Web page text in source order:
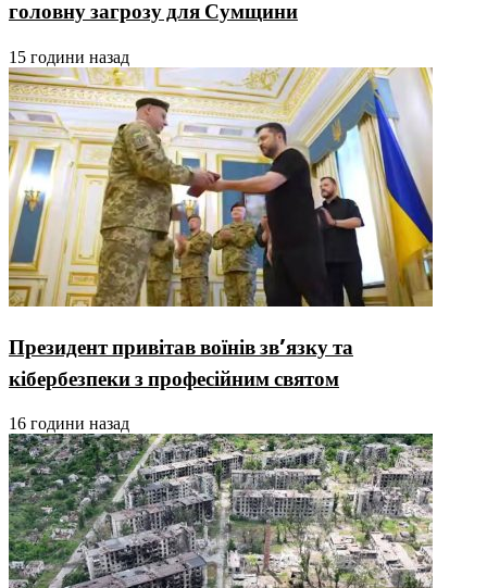
головну загрозу для Сумщини
15 години назад
Президент привітав воїнів зв’язку та
кібербезпеки з професійним святом
16 години назад